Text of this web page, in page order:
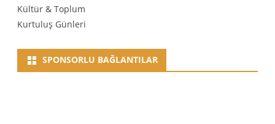
Kültür & Toplum
Kurtuluş Günleri
SPONSORLU BAĞLANTILAR